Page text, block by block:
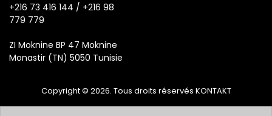
+216 73 416 144 / +216 98
779 779
ZI Moknine BP 47 Moknine
Monastir (TN) 5050 Tunisie
Copyright © 2026. Tous droits réservés KONTAKT